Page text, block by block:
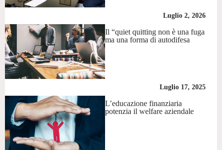
Luglio 2, 2026
Il “quiet quitting non è una fuga
ma una forma di autodifesa
Luglio 17, 2025
L’educazione finanziaria
potenzia il welfare aziendale